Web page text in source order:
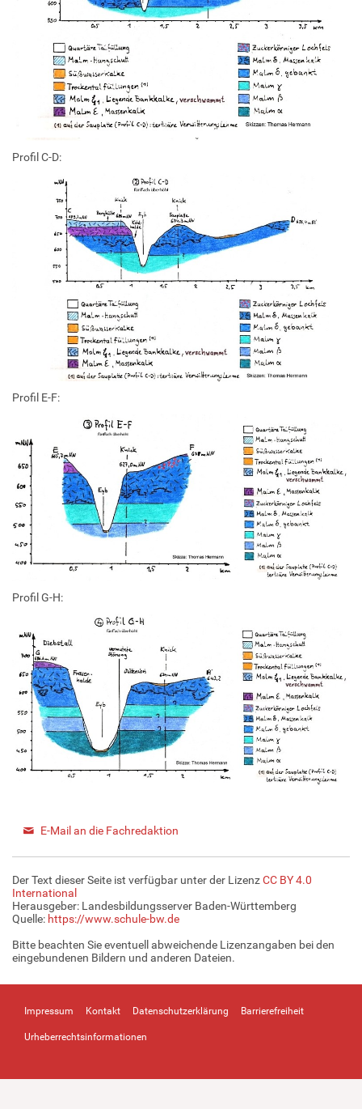
Profil C-D:
Profil E-F:
Profil G-H:
E-Mail an die Fachredaktion
Der Text dieser Seite ist verfügbar unter der LizenzCC BY 4.0
International
Herausgeber: Landesbildungsserver Baden-Württemberg
Quelle: https://www.schule-bw.de
Bitte beachten Sie eventuell abweichende Lizenzangaben bei den
eingebundenen Bildern und anderen Dateien.
Impressum Kontakt Datenschutzerklärung Barrierefreiheit
Urheberrechtsinformationen